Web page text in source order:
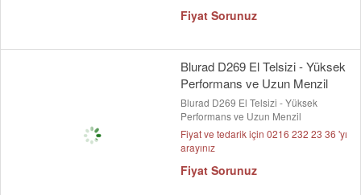
Fiyat Sorunuz
Blurad D269 El Telsizi - Yüksek
Performans ve Uzun Menzil
Blurad D269 El Telsizi - Yüksek
Performans ve Uzun Menzil
Fiyat ve tedarik için 0216 232 23 36 'yı
arayınız
Fiyat Sorunuz